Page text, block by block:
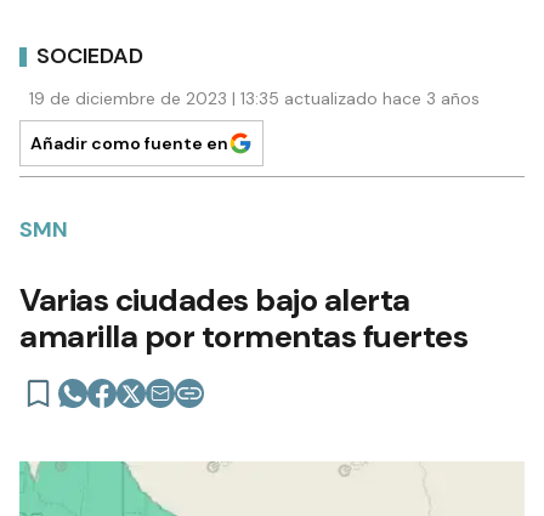
SOCIEDAD
19 de diciembre de 2023 | 13:35 actualizado hace 3 años
Añadir como fuente en
SMN
Varias ciudades bajo alerta
amarilla por tormentas fuertes